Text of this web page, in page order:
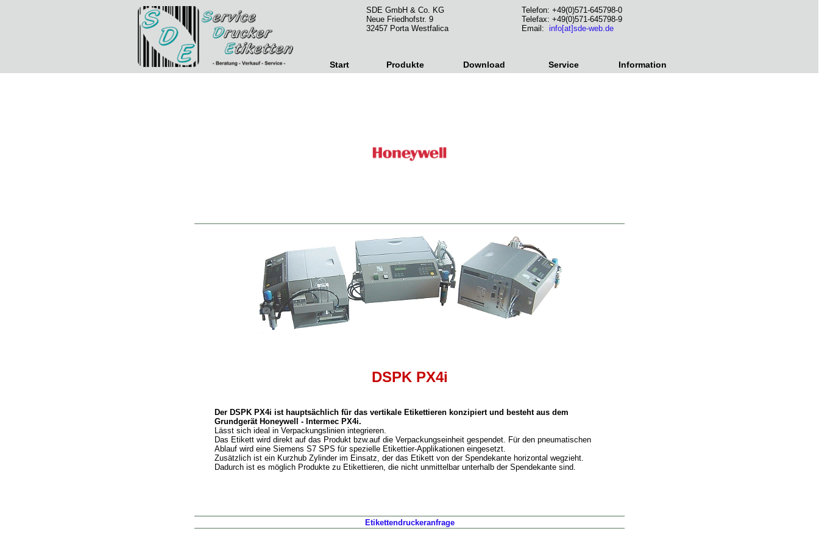
SDE GmbH & Co. KG
Neue Friedhofstr. 9
32457 Porta Westfalica
Telefon: +49(0)571-645798-0
Telefax: +49(0)571-645798-9
Email: info[at]sde-web.de
Start Produkte Download Service Information
DSPK PX4i
Der DSPK PX4i ist hauptsächlich für das vertikale Etikettieren konzipiert und besteht aus dem
Grundgerät Honeywell - Intermec PX4i.
Lässt sich ideal in Verpackungslinien integrieren.
Das Etikett wird direkt auf das Produkt bzw.auf die Verpackungseinheit gespendet. Für den pneumatischen
Ablauf wird eine Siemens S7 SPS für spezielle Etikettier-Applikationen eingesetzt.
Zusätzlich ist ein Kurzhub Zylinder im Einsatz, der das Etikett von der Spendekante horizontal wegzieht.
Dadurch ist es möglich Produkte zu Etikettieren, die nicht unmittelbar unterhalb der Spendekante sind.
Etikettendruckeranfrage